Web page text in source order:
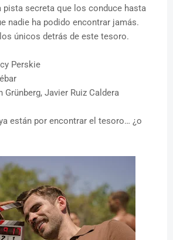
pista secreta que los conduce hasta
nadie ha podido encontrar jamás.
únicos detrás de este tesoro.
Perskie
Grünberg, Javier Ruiz Caldera
están por encontrar el tesoro… ¿o